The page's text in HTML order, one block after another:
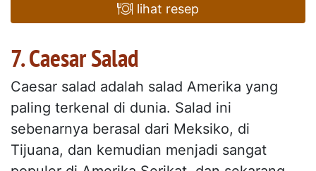
lihat resep
7. Caesar Salad
Caesar salad adalah salad Amerika yang
paling terkenal di dunia. Salad ini
sebenarnya berasal dari Meksiko, di
Tijuana, dan kemudian menjadi sangat